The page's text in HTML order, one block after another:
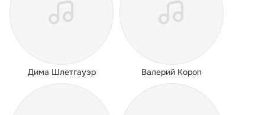
Дима Шлетгауэр Валерий Короп